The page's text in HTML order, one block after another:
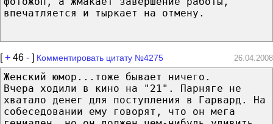
впечатляется и тыркает на отмену.
[+ 46 - ] Комментировать цитату №4275 26.04.2008
Женский юмор...тоже бывает ничего.
Вчера ходили в кино на "21". Парняге не
хватало денег для поступления в Гарвард. На
собеседовании ему говорят, что он мега